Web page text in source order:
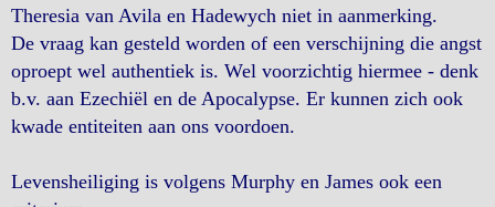
Theresia van Avila en Hadewych niet in aanmerking.
De vraag kan gesteld worden of een verschijning die angst
oproept wel authentiek is. Wel voorzichtig hiermee - denk
b.v. aan Ezechiël en de Apocalypse. Er kunnen zich ook
kwade entiteiten aan ons voordoen.
Levensheiliging is volgens Murphy en James ook een